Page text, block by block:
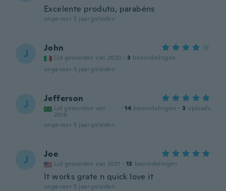
Excelente produto, parabéns
ongeveer 5 jaar geleden
J John
Lid geworden van 2020 · 3 beoordelingen
ongeveer 5 jaar geleden
J Jefferson
Lid geworden van
2016
· 14 beoordelingen · 3 uploads
ongeveer 5 jaar geleden
J Joe
Lid geworden van 2021 · 13 beoordelingen
It works grate n quick love it
ongeveer 5 jaar geleden